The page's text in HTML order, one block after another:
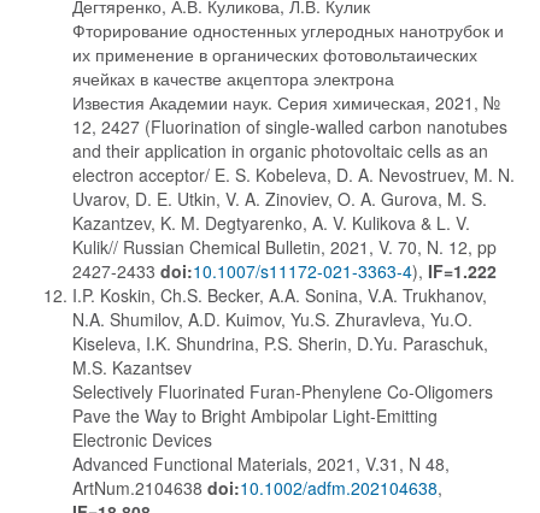
Дегтяренко, А.В. Куликова, Л.В. Кулик
Фторирование одностенных углеродных нанотрубок и
их применение в органических фотовольтаических
ячейках в качестве акцептора электрона
Известия Академии наук. Серия химическая, 2021, №
12, 2427 (Fluorination of single-walled carbon nanotubes
and their application in organic photovoltaic cells as an
electron acceptor/ E. S. Kobeleva, D. A. Nevostruev, M. N.
Uvarov, D. E. Utkin, V. A. Zinoviev, O. A. Gurova, M. S.
Kazantzev, K. M. Degtyarenko, A. V. Kulikova & L. V.
Kulik// Russian Chemical Bulletin, 2021, V. 70, N. 12, pp
2427-2433 doi:10.1007/s11172-021-3363-4), IF=1.222
I.P. Koskin, Ch.S. Becker, A.A. Sonina, V.A. Trukhanov,
N.A. Shumilov, A.D. Kuimov, Yu.S. Zhuravleva, Yu.O.
Kiseleva, I.K. Shundrina, P.S. Sherin, D.Yu. Paraschuk,
M.S. Kazantsev
Selectively Fluorinated Furan-Phenylene Co-Oligomers
Pave the Way to Bright Ambipolar Light-Emitting
Electronic Devices
Advanced Functional Materials, 2021, V.31, N 48,
ArtNum.2104638 doi:10.1002/adfm.202104638,